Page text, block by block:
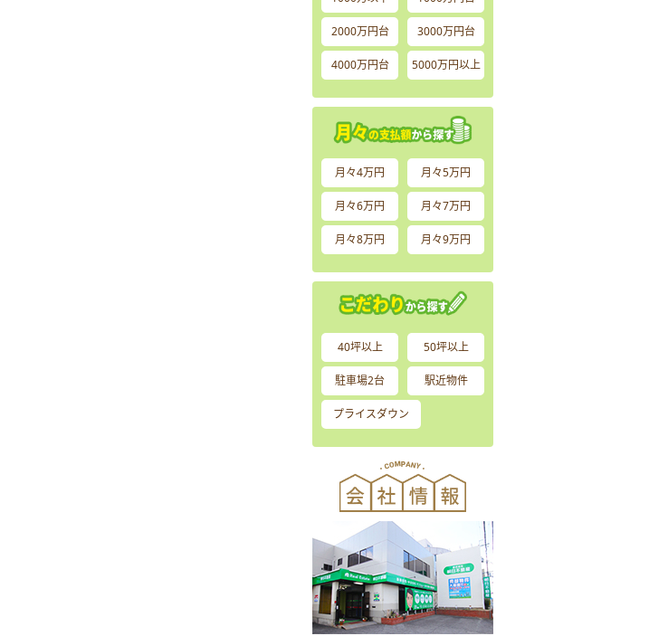
2000万円台 3000万円台
4000万円台 5000万円以上
月々4万円 月々5万円
月々6万円 月々7万円
月々8万円 月々9万円
40坪以上 50坪以上
駐車場2台 駅近物件
プライスダウン